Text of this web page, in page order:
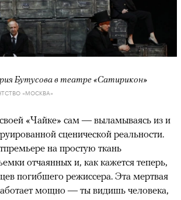
Бутусова в театре «Сатирикон»
«МОСКВА»
«Чайке» сам — выламываясь из и
сценической реальности.
на простую ткань
отчаянных и, как кажется теперь,
погибшего режиссера. Эта мертвая
мощно — ты видишь человека,